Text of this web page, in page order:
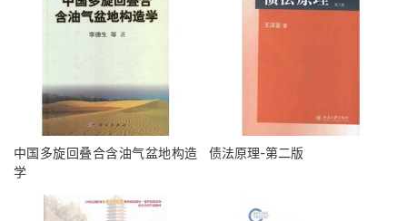
中国多旋回叠合含油气盆地构造
学
债法原理-第二版